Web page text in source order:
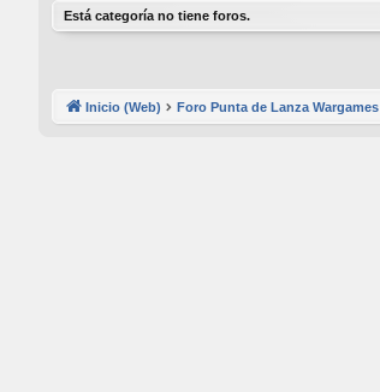
Está categoría no tiene foros.
Inicio (Web) Foro Punta de Lanza Wargames